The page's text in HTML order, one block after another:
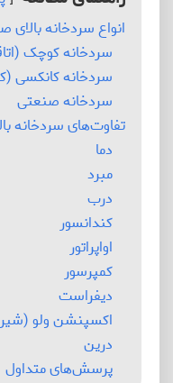
انواع سردخانه بالای
سردخانه کوچک
سردخانه کانکسی
سردخانه صنعتی
تفاوت‌های سردخانه
دما
مبرد
درب
کندانسور
اواپراتور
کمپرسور
دیفراست
اکسپنشن ولو
درین
پرسش‌های متداول